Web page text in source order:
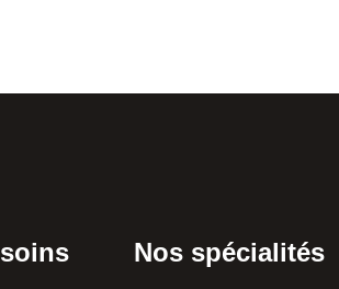
Nos spécialités